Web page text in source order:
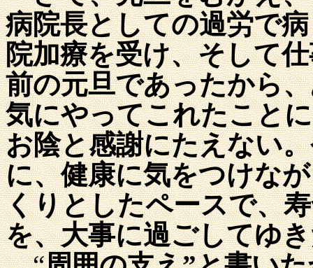
病院長としての過労で
院加療を受け、そして
前の元旦であったから
気にやってこれたこと
お陰と感謝にたえない
に、健康に気をつけな
くりとしたペースで、
を、大事に過ごしてゆ